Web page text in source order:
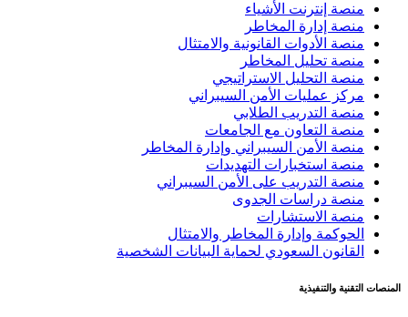
منصة إنترنت الأشياء
منصة إدارة المخاطر
منصة الأدوات القانونية والامتثال
منصة تحليل المخاطر
منصة التحليل الاستراتيجي
مركز عمليات الأمن السيبراني
منصة التدريب الطلابي
منصة التعاون مع الجامعات
منصة الأمن السيبراني وإدارة المخاطر
منصة استخبارات التهديدات
منصة التدريب على الأمن السيبراني
منصة دراسات الجدوى
منصة الاستشارات
الحوكمة وإدارة المخاطر والامتثال
القانون السعودي لحماية البيانات الشخصية
المنصات التقنية والتنفيذية